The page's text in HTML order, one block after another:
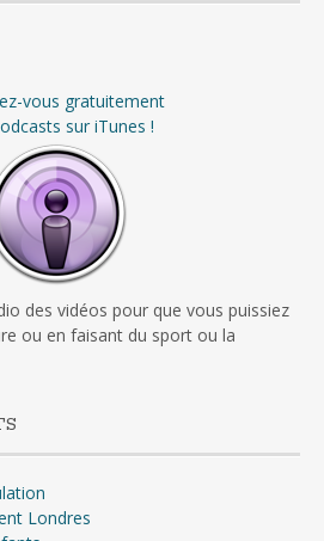
vous gratuitement
sur iTunes !
des vidéos pour que vous puissiez
ou en faisant du sport ou la
Londres